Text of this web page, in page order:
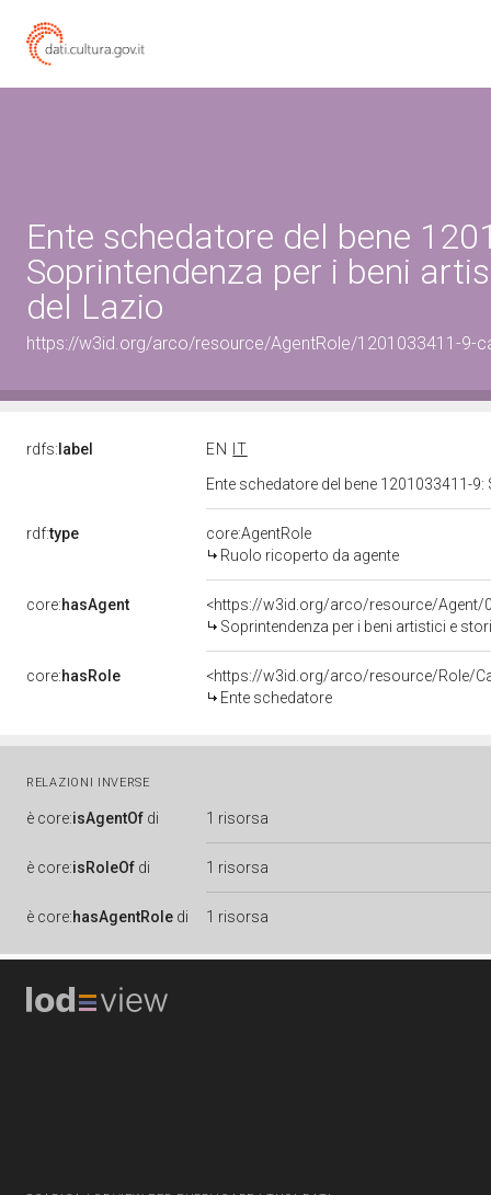
Ente schedatore del bene
Soprintendenza per i beni
del Lazio
https://w3id.org/arco/resource/AgentRole/1201033411-9-
rdfs: label EN
IT
Ente schedatore del bene 1201033411-
rdf:type
core:AgentRole
Ruolo ricoperto da agente
core:hasAgent
<https://w3id.org/arco/resource/Agent/
Soprintendenza per i beni artistici e
core:hasRole
<https://w3id.org/arco/resource/Role/
Ente schedatore
RELAZIONI INVERSE
è core:isAgentOf di 1 risorsa
è core:isRoleOf di 1 risorsa
è core:hasAgentRole di 1 risorsa